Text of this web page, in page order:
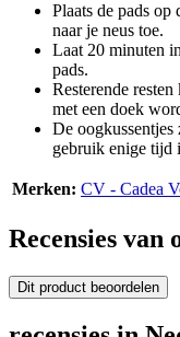
Plaats de pads op
naar je neus toe.
Laat 20 minuten
pads.
Resterende
met een doek
De
gebruik enige tijd
Merken: CV - Cadea
Recensies van
Dit product beoordelen